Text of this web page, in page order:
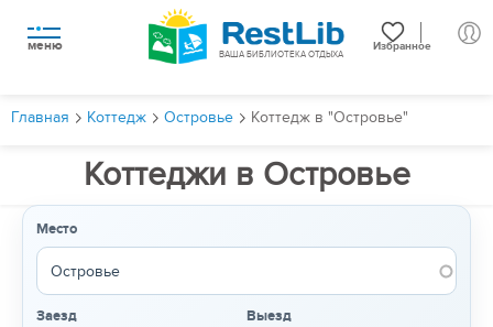
меню Избранное
ВАША БИБЛИОТЕКА ОТДЫХА
Главная Коттедж Островье Коттедж в "Островье"
Коттеджи в Островье
Место
Заезд Выезд